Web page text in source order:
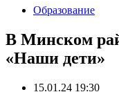
Образование
В Минском
«Наши дети»
15.01.24 19:30